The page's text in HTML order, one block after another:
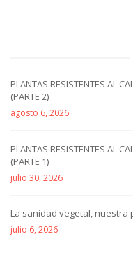
PLANTAS RESISTENTES AL
(PARTE 2)
agosto 6, 2026
PLANTAS RESISTENTES AL
(PARTE 1)
julio 30, 2026
La sanidad vegetal, nuestra
julio 6, 2026